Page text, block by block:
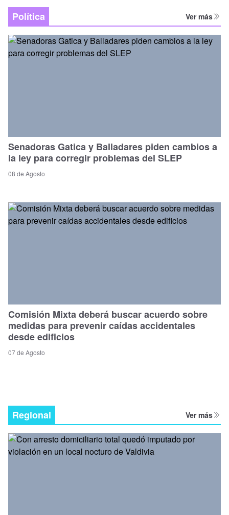
Política Ver más
Senadoras Gatica y Balladares piden cambios a
la ley para corregir problemas del SLEP
08 de Agosto
Comisión Mixta deberá buscar acuerdo sobre
medidas para prevenir caídas accidentales
desde edificios
07 de Agosto
Regional Ver más